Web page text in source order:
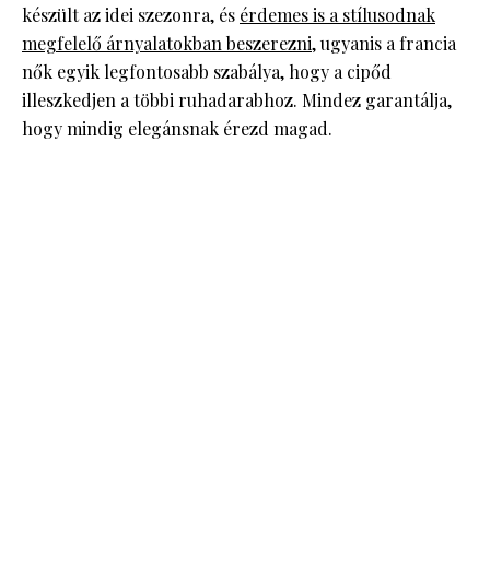
készült az idei szezonra, és érdemes is a stílusodnak
megfelelő árnyalatokban beszerezni, ugyanis a francia
nők egyik legfontosabb szabálya, hogy a cipőd
illeszkedjen a többi ruhadarabhoz. Mindez garantálja,
hogy mindig elegánsnak érezd magad.